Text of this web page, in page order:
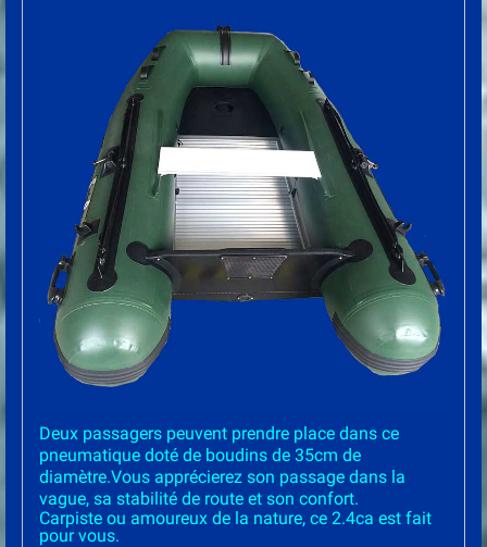
Deux passagers peuvent prendre place dans ce
pneumatique doté de boudins de 35cm de
diamètre.Vous apprécierez son passage dans la
vague, sa stabilité de route et son confort.
Carpiste ou amoureux de la nature, ce 2.4ca est fait
pour vous.